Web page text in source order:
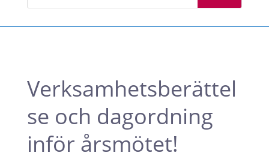
Verksamhetsberättel
se och dagordning
inför årsmötet!